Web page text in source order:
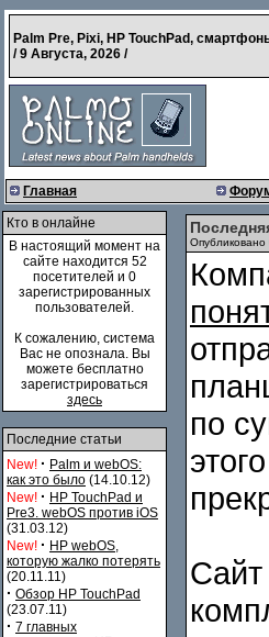
Palm Pre, Pixi, HP TouchPad,
/9 Августа, 2026 /
Главная
Кто в онлайне
В настоящий момент на
сайте находится 52
посетителей и 0
зарегистрированных
пользователей.
К сожалению, система
Вас не опознала. Вы
можете бесплатно
зарегистрироваться
здесь
Последние статьи
New! · Palm и webOS:
как это было (14.10.12)
New! · HP TouchPad и
Pre3. webOS против iOS
(31.03.12)
New! · HP webOS,
которую жалко потерять
(20.11.11)
· Обзор HP TouchPad
(23.07.11)
· 7 главных
по
Сайт